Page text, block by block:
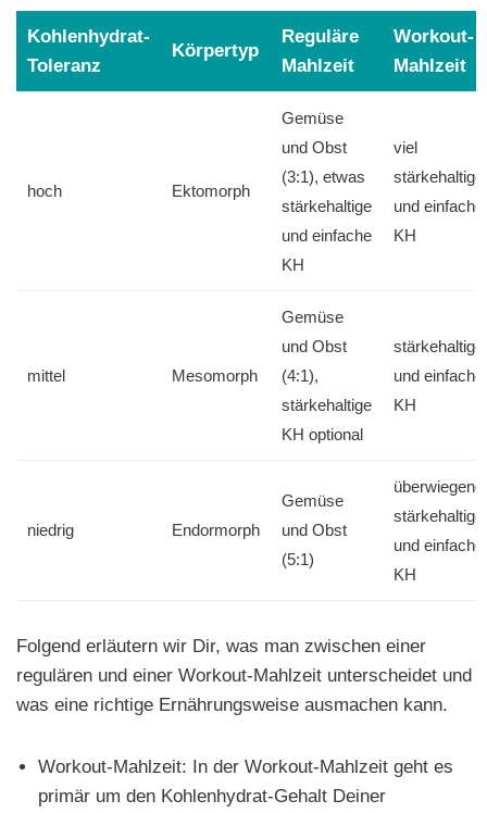
Kohlenhydrat-
Toleranz
Körpertyp
Reguläre
Mahlzeit
Workout-
Mahlzeit
hoch Ektomorph
Gemüse
und Obst
(3:1), etwas
stärkehaltige
und einfache
KH
viel
stärkehaltige
und einfache
KH
mittel Mesomorph
Gemüse
und Obst
(4:1),
stärkehaltige
KH optional
stärkehaltige
und einfache
KH
niedrig Endormorph
Gemüse
und Obst
(5:1)
überwiegend
stärkehaltige
und einfache
KH
Folgend erläutern wir Dir, was man zwischen einer
regulären und einer Workout-Mahlzeit unterscheidet und
was eine richtige Ernährungsweise ausmachen kann.
Workout-Mahlzeit: In der Workout-Mahlzeit geht es
primär um den Kohlenhydrat-Gehalt Deiner